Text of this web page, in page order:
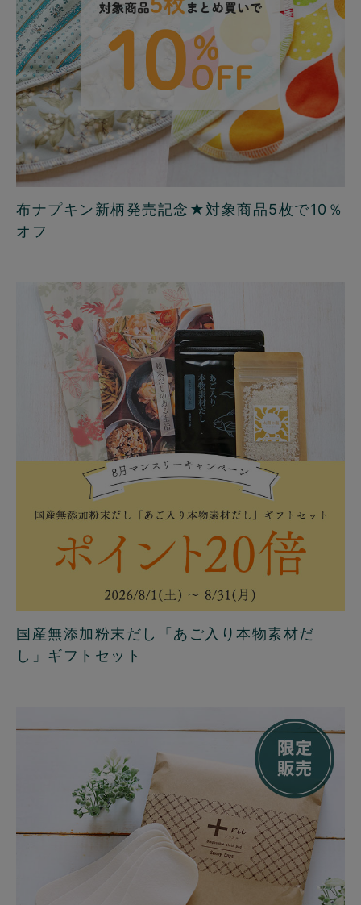
布ナプキン新柄発売記念★対象商品5枚で10％
オフ
国産無添加粉末だし「あご入り本物素材だ
し」ギフトセット